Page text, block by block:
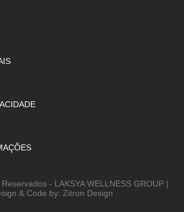
- LAKSYA WELLNESS GROUP |
& Code by: Zitron Design